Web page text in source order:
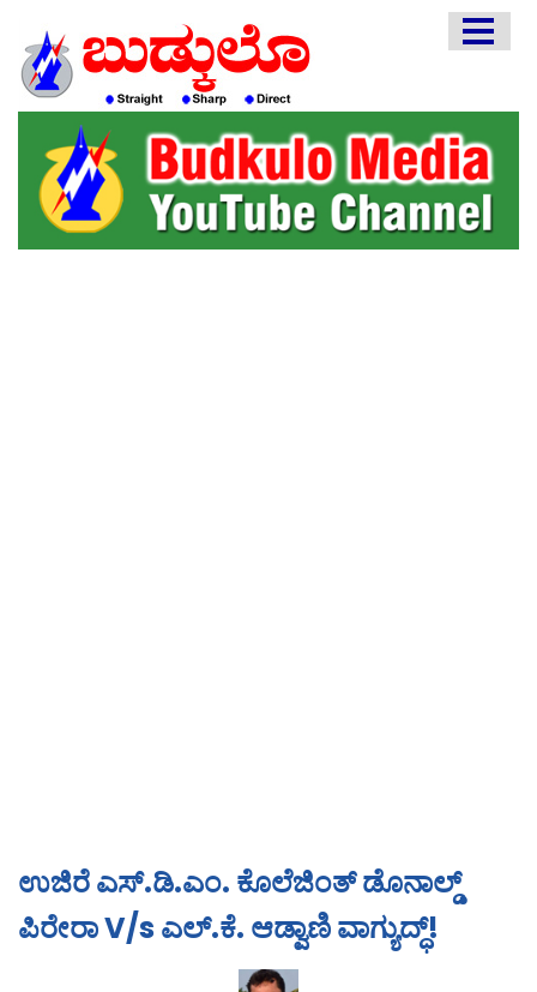
EDITORIAL
ENGLISH
KANNADA
INTERVIEWS
ಉಜಿರೆ ಎಸ್.ಡಿ.ಎಂ. ಕೊಲೆಜಿಂತ್ ಡೊನಾಲ್ಡ್
ಪಿರೇರಾ V/s ಎಲ್.ಕೆ. ಆಡ್ವಾಣಿ ವಾಗ್ಯುದ್ಧ್!